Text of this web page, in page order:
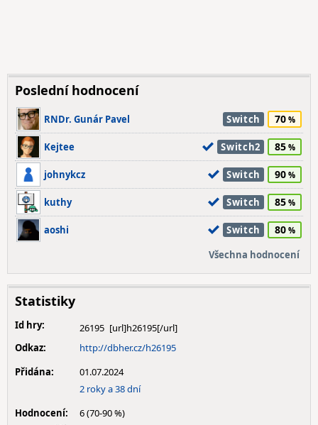
Poslední hodnocení
RNDr. Gunár Pavel Switch 70
Kejtee Switch2 85
johnykcz Switch 90
kuthy Switch 85
aoshi Switch 80
Všechna hodnocení
Statistiky
Id hry:
26195
Odkaz:
http://dbher.cz/h26195
Přidána:
01.07.2024
2 roky a 38 dní
Hodnocení:
6 (70-90 %)